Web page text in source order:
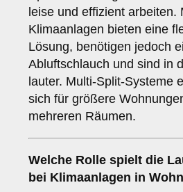
leise und effizient arbeiten.
Klimaanlagen bieten eine
Lösung, benötigen jedoch
Abluftschlauch und sind in
lauter. Multi-Split-Systeme
sich für größere
mehreren Räumen.
Welche Rolle spielt die
bei Klimaanlagen in